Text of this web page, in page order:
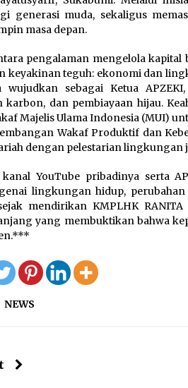
generasi muda, sekaligus
masa depan.
pengalaman mengelola
keyakinan teguh: ekonomi dan
sebagai Ketua
karbon, dan pembiayaan hijau.
Majelis Ulama Indonesia (MUI)
Wakaf Produktif dan
dengan pelestarian lingkungan
YouTube pribadinya serta
lingkungan hidup,
mendirikan KMPLHK
yang membuktikan bahwa
NEWS